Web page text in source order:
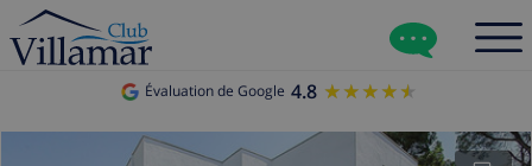
Évaluation de Google 4.8 ★★★★★
★★★★★